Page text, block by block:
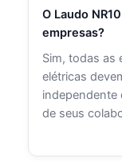
O Laudo
empresas?
Sim, todas as
elétricas
independente
de seus